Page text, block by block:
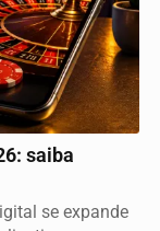
saiba
se expande